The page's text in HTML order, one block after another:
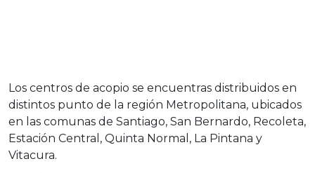
Los centros de acopio se encuentras distribuidos en
distintos punto de la región Metropolitana, ubicados
en las comunas de Santiago, San Bernardo, Recoleta,
Estación Central, Quinta Normal, La Pintana y
Vitacura.